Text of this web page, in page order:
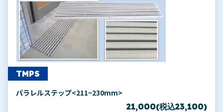
TMPS
パラレルステップ<211~230mm>
21,000(税込23,100)